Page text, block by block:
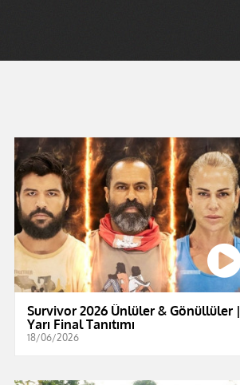
Survivor 2026 Ünlüler & Gönüllüler |
Yarı Final Tanıtımı
18/06/2026